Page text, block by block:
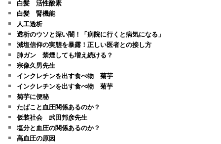
白髪 活性酸素
白髪 腎機能
人工透析
透析のウソと深い闇！「病院に行くと病気になる」
減塩信仰の実態を暴露！正しい医者との接し方
肺ガン 禁煙しても増え続ける？
宗像久男先生
インクレチンを出す食べ物 菊芋
インクレチンを出す食べ物 菊芋
菊芋に便秘
たばこと血圧関係あるのか？
仮装社会 武田邦彦先生
塩分と血圧の関係あるのか？
高血圧の原因